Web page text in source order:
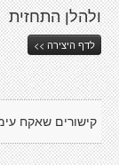
ולהלן התחזית
לדף היצירה >>
קישורים שאקח